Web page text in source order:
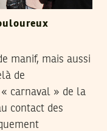
manif, mais aussi
de
« carnaval » de la
contact des